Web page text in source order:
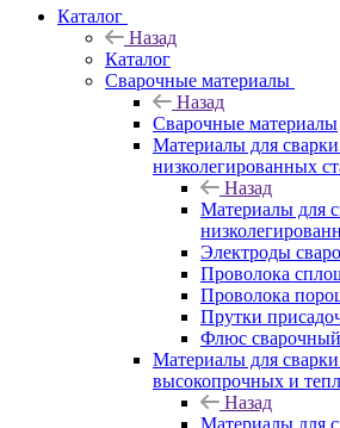
Каталог
Назад
Каталог
Сварочные материалы
Назад
Сварочные материалы
Материалы для
низколегированных
Назад
Материалы для
Электроды
Проволока
Проволока
Прутки
Флюс сварочный
Материалы для
высокопрочных и
Назад
Материалы для